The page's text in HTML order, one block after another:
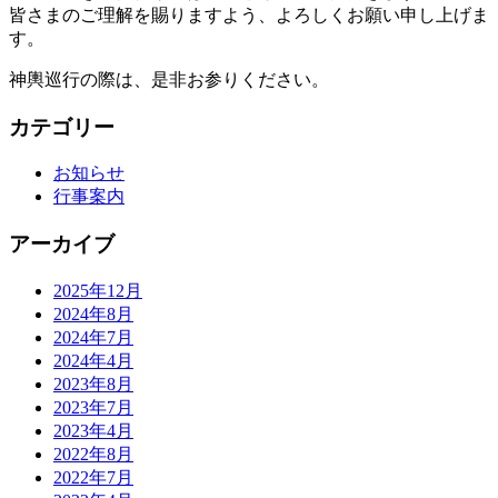
皆さまのご理解を賜りますよう、よろしくお願い申し上げま
す。
神輿巡行の際は、是非お参りください。
カテゴリー
お知らせ
行事案内
アーカイブ
2025年12月
2024年8月
2024年7月
2024年4月
2023年8月
2023年7月
2023年4月
2022年8月
2022年7月